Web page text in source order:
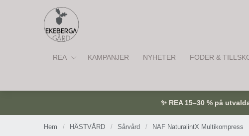
REA KAMPANJER NYHETER FODER &
✨ REA 15–30 % på
Hem / HÄSTVÅRD / Sårvård / NAF NaturalintX Multikompress